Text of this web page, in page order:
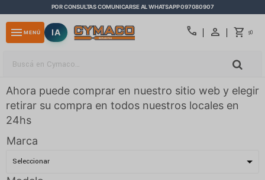
POR CONSULTAS COMUNICARSE AL WHATSAPP 097080907
call $0
menu MENÚ IA
Ahora puede comprar en nuestro sitio web y elegir
retirar su compra en todos nuestros locales en
24hs
Marca
close